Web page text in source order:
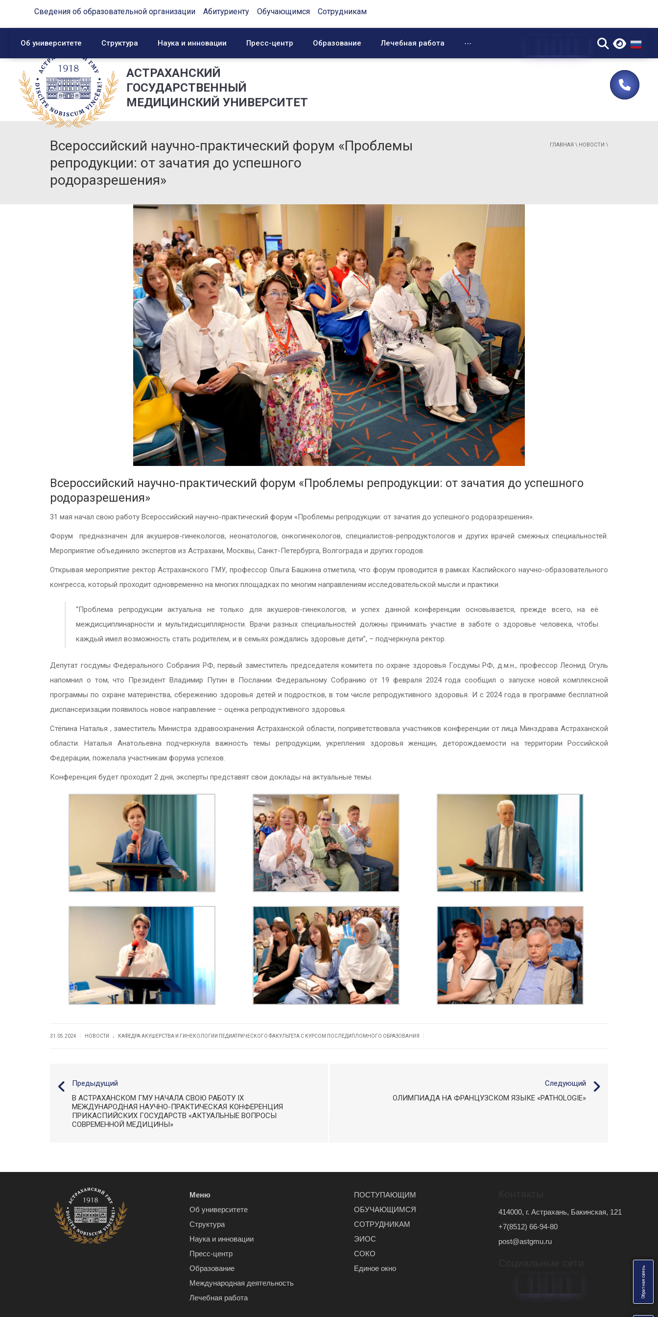
О
б
р
а
т
н
а
я
с
в
я
з
ь
Сведения об образовательной организации Абитуриенту Обучающимся Сотрудникам
Об университете Структура Наука и инновации Пресс-центр Образование Лечебная работа ⋯ ▼
АСТРАХАНСКИЙ
ГОСУДАРСТВЕННЫЙ
МЕДИЦИНСКИЙ УНИВЕРСИТЕТ
Всероссийский научно-практический форум «Проблемы
репродукции: от зачатия до успешного
родоразрешения»
ГЛАВНАЯ \ НОВОСТИ \
Всероссийский научно-практический форум «Проблемы репродукции: от зачатия до успешного
родоразрешения»
31 мая начал свою работу Всероссийский научно-практический форум «Проблемы репродукции: от зачатия до успешного родоразрешения».
Форум предназначен для акушеров-гинекологов, неонатологов, онкогинекологов, специалистов-репродуктологов и других врачей смежных специальностей.
Мероприятие объединило экспертов из Астрахани, Москвы, Санкт-Петербурга, Волгограда и других городов.
Открывая мероприятие ректор Астраханского ГМУ, профессор Ольга Башкина отметила, что форум проводится в рамках Каспийского научно-образовательного
конгресса, который проходит одновременно на многих площадках по многим направлениям исследовательской мысли и практики.
“Проблема репродукции актуальна не только для акушеров-гинекологов, и успех данной конференции основывается, прежде всего, на её
междисциплинарности и мультидисциплярности. Врачи разных специальностей должны принимать участие в заботе о здоровье человека, чтобы
каждый имел возможность стать родителем, и в семьях рождались здоровые дети”, – подчеркнула ректор.
Депутат госдумы Федерального Собрания РФ, первый заместитель председателя комитета по охране здоровья Госдумы РФ, д.м.н., профессор Леонид Огуль
напомнил о том, что Президент Владимир Путин в Послании Федеральному Собранию от 19 февраля 2024 года сообщил о запуске новой комплексной
программы по охране материнства, сбережению здоровья детей и подростков, в том числе репродуктивного здоровья. И с 2024 года в программе бесплатной
диспансеризации появилось новое направление – оценка репродуктивного здоровья.
Стёпина Наталья , заместитель Министра здравоохранения Астраханской области, поприветствовала участников конференции от лица Минздрава Астраханской
области. Наталья Анатольевна подчеркнула важность темы репродукции, укрепления здоровья женщин, деторождаемости на территории Российской
Федерации, пожелала участникам форума успехов.
Конференция будет проходит 2 дня, эксперты представят свои доклады на актуальные темы.
31.05.2024 НОВОСТИ . КАФЕДРА АКУШЕРСТВА И ГИНЕКОЛОГИИ ПЕДИАТРИЧЕСКОГО ФАКУЛЬТЕТА С КУРСОМ ПОСЛЕДИПЛОМНОГО ОБРАЗОВАНИЯ
Предыдущий
В АСТРАХАНСКОМ ГМУ НАЧАЛА СВОЮ РАБОТУ IX
МЕЖДУНАРОДНАЯ НАУЧНО-ПРАКТИЧЕСКАЯ КОНФЕРЕНЦИЯ
ПРИКАСПИЙСКИХ ГОСУДАРСТВ «АКТУАЛЬНЫЕ ВОПРОСЫ
СОВРЕМЕННОЙ МЕДИЦИНЫ»
Следующий
ОЛИМПИАДА НА ФРАНЦУЗСКОМ ЯЗЫКЕ «PATHOLOGIE»
Меню
Об университете
Структура
Наука и инновации
Пресс-центр
Образование
Международная деятельность
Лечебная работа
ПОСТУПАЮЩИМ
ОБУЧАЮЩИМСЯ
СОТРУДНИКАМ
ЭИОС
СОКО
Единое окно
414000, г. Астрахань, Бакинская, 121
+7(8512) 66-94-80
post@astgmu.ru